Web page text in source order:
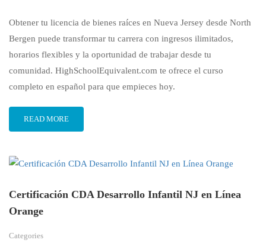
Obtener tu licencia de bienes raíces en Nueva Jersey desde North
Bergen puede transformar tu carrera con ingresos ilimitados,
horarios flexibles y la oportunidad de trabajar desde tu
comunidad. HighSchoolEquivalent.com te ofrece el curso
completo en español para que empieces hoy.
READ MORE
Certificación CDA Desarrollo Infantil NJ en Línea
Orange
Categories